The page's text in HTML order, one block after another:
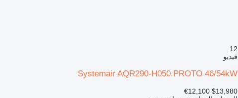
12
فيديو
Systemair AQR290-H050.PROTO 46/54kW
$13,980
€12,100